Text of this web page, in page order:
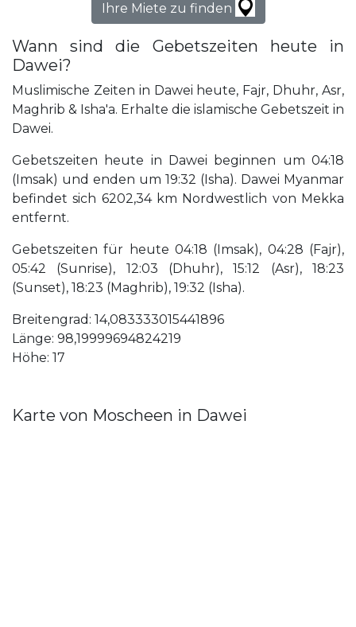
Ihre Miete zu finden
Wann sind die Gebetszeiten heute in
Dawei?
Muslimische Zeiten in Dawei heute, Fajr, Dhuhr, Asr,
Maghrib & Isha'a. Erhalte die islamische Gebetszeit in
Dawei.
Gebetszeiten heute in Dawei beginnen um 04:18
(Imsak) und enden um 19:32 (Isha). Dawei Myanmar
befindet sich 6202,34 km Nordwestlich von Mekka
entfernt.
Gebetszeiten für heute 04:18 (Imsak), 04:28 (Fajr),
05:42 (Sunrise), 12:03 (Dhuhr), 15:12 (Asr), 18:23
(Sunset), 18:23 (Maghrib), 19:32 (Isha).
Breitengrad: 14,083333015441896
Länge: 98,19999694824219
Höhe: 17
Karte von Moscheen in Dawei